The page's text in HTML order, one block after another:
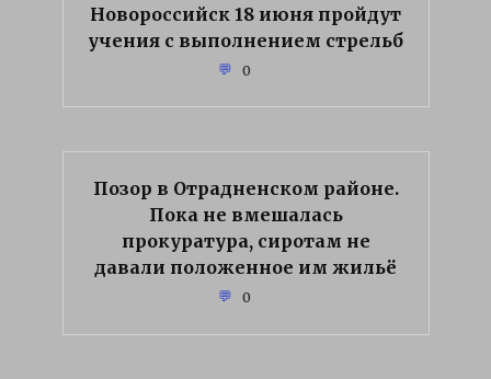
Новороссийск 18 июня пройдут
учения с выполнением стрельб
0
Позор в Отрадненском районе.
Пока не вмешалась
прокуратура, сиротам не
давали положенное им жильё
0